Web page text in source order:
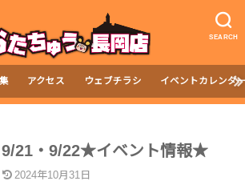
SEARCH
アクセス ウェブチラシ イベントカレンダ
9/21・9/22★イベント情報★
2024年10月31日